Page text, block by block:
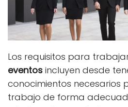
Los requisitos para
eventos incluyen desde
conocimientos necesarios
trabajo de forma